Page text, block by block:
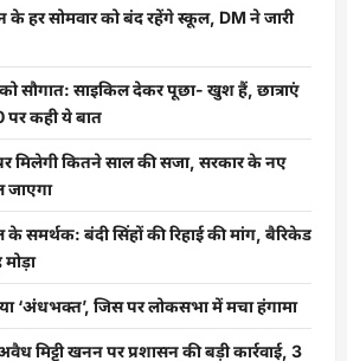
हर सोमवार को बंद रहेंगे स्कूल, DM ने जारी
सौगात: साइकिल देकर पूछा- खुश हैं, छात्राएं
कही ये बात
मिलेगी कितने साल की सजा, सरकार के नए
जाएगा
समर्थक: बंदी सिंहों की रिहाई की मांग, बैरिकेड
‘अंधभक्त’, जिस पर लोकसभा में मचा हंगामा
मिट्टी खनन पर प्रशासन की बड़ी कार्रवाई, 3